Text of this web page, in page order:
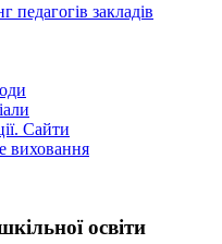
закладів
Сайти
виховання
освіти